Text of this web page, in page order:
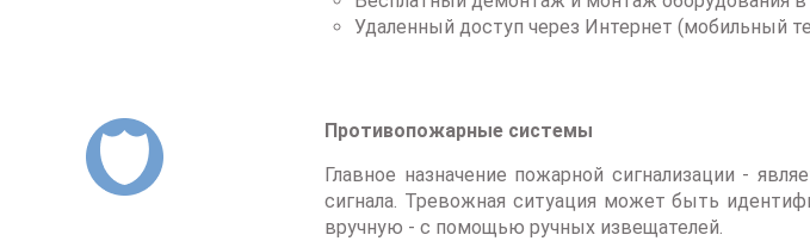
Удаленный доступ через Интернет (мобильный
Противопожарные системы
Главное назначение пожарной сигнализации -
сигнала. Тревожная ситуация может быть
вручную - с помощью ручных извещателей.